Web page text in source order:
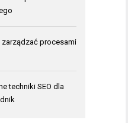
procesami
techniki SEO dla